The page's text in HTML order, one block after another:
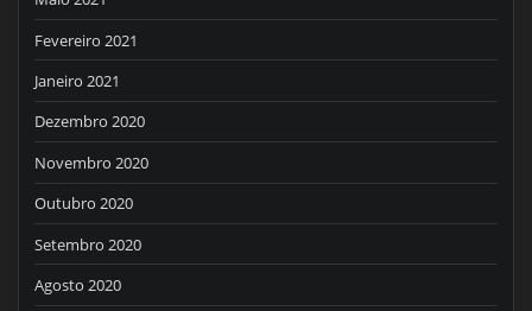
Fevereiro 2021
Janeiro 2021
Dezembro 2020
Novembro 2020
Outubro 2020
Setembro 2020
Agosto 2020